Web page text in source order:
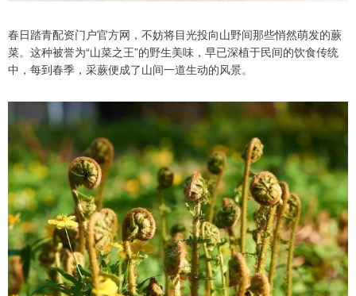
春日踏青配资门户官方网，不妨将目光投向山野间那些悄然萌发的蕨
菜。这种被誉为“山菜之王”的野生美味，早已深植于民间的饮食传统
中，每到春季，采蕨便成了山间一道生动的风景。